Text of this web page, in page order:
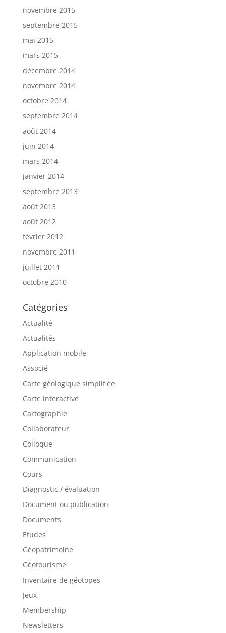
novembre 2015
septembre 2015
mai 2015
mars 2015
décembre 2014
novembre 2014
octobre 2014
septembre 2014
août 2014
juin 2014
mars 2014
janvier 2014
septembre 2013
août 2013
août 2012
février 2012
novembre 2011
juillet 2011
octobre 2010
Catégories
Actualité
Actualités
Application mobile
Associé
Carte géologique simplifiée
Carte interactive
Cartographie
Collaborateur
Colloque
Communication
Cours
Diagnostic / évaluation
Document ou publication
Documents
Etudes
Géopatrimoine
Géotourisme
Inventaire de géotopes
Jeux
Membership
Newsletters